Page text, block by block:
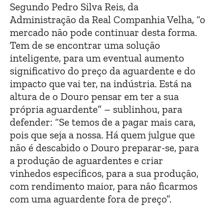
Segundo Pedro Silva Reis, da
Administração da Real Companhia Velha, “o
mercado não pode continuar desta forma.
Tem de se encontrar uma solução
inteligente, para um eventual aumento
significativo do preço da aguardente e do
impacto que vai ter, na indústria. Está na
altura de o Douro pensar em ter a sua
própria aguardente” – sublinhou, para
defender: “Se temos de a pagar mais cara,
pois que seja a nossa. Há quem julgue que
não é descabido o Douro preparar-se, para
a produção de aguardentes e criar
vinhedos específicos, para a sua produção,
com rendimento maior, para não ficarmos
com uma aguardente fora de preço”.